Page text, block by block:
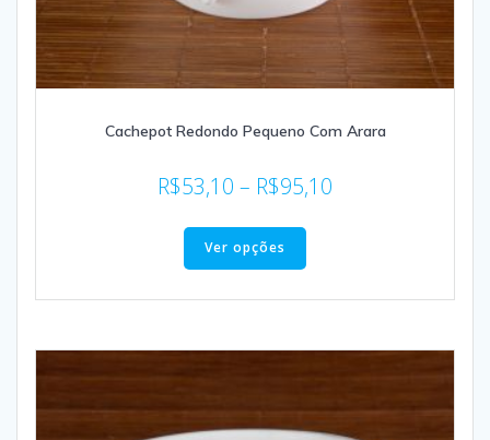
Cachepot Redondo Pequeno Com Arara
R$53,10 – R$95,10
Ver opções